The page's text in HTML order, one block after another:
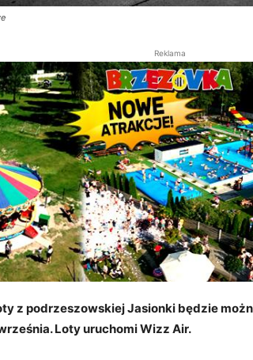
Reklama
z podrzeszowskiej Jasionki będzie
Loty uruchomi Wizz Air.